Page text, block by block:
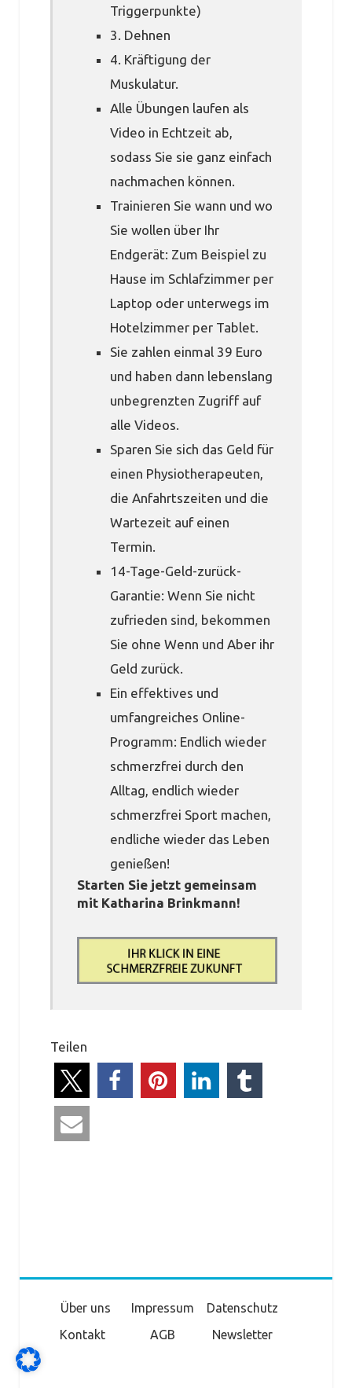
Triggerpunkte)
3. Dehnen
4. Kräftigung der
Muskulatur.
Alle Übungen laufen als
Video in Echtzeit ab,
sodass Sie sie ganz einfach
nachmachen können.
Trainieren Sie wann und wo
Sie wollen über Ihr
Endgerät: Zum Beispiel zu
Hause im Schlafzimmer per
Laptop oder unterwegs im
Hotelzimmer per Tablet.
Sie zahlen einmal 39 Euro
und haben dann lebenslang
unbegrenzten Zugriff auf
alle Videos.
Sparen Sie sich das Geld für
einen Physiotherapeuten,
die Anfahrtszeiten und die
Wartezeit auf einen
Termin.
14-Tage-Geld-zurück-
Garantie: Wenn Sie nicht
zufrieden sind, bekommen
Sie ohne Wenn und Aber ihr
Geld zurück.
Ein effektives und
umfangreiches Online-
Programm: Endlich wieder
schmerzfrei durch den
Alltag, endlich wieder
schmerzfrei Sport machen,
endliche wieder das Leben
genießen!
Starten Sie jetzt gemeinsam
mit Katharina Brinkmann!
Teilen
Über uns Impressum
Datenschutz
Kontakt
AGB Newsletter